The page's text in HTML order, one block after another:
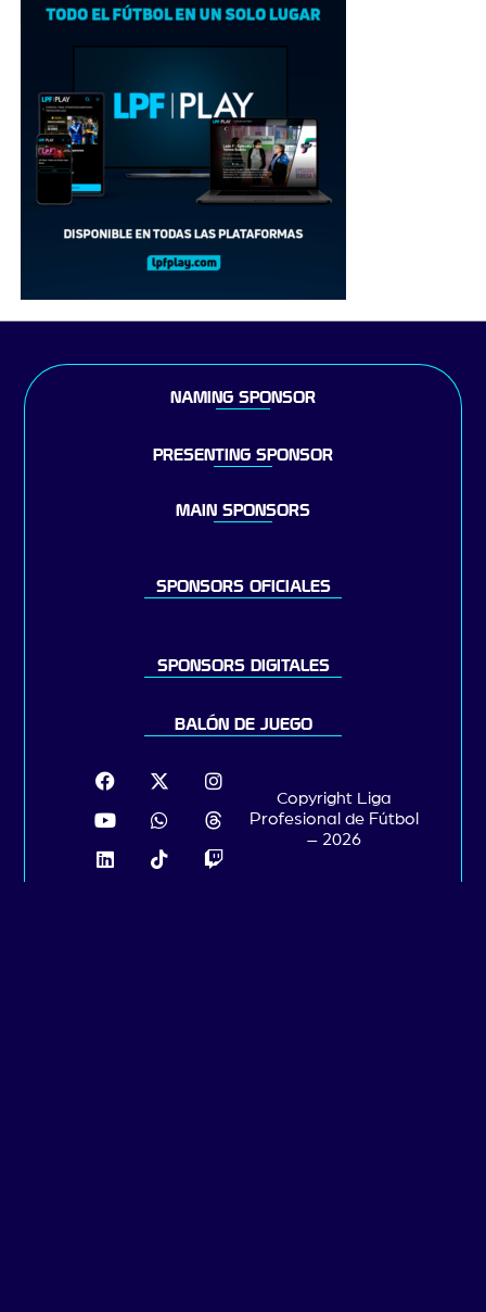
NAMING SPONSOR
PRESENTING SPONSOR
MAIN SPONSORS
SPONSORS OFICIALES
SPONSORS DIGITALES
BALÓN DE JUEGO
Copyright Liga
Profesional de Fútbol
– 2026